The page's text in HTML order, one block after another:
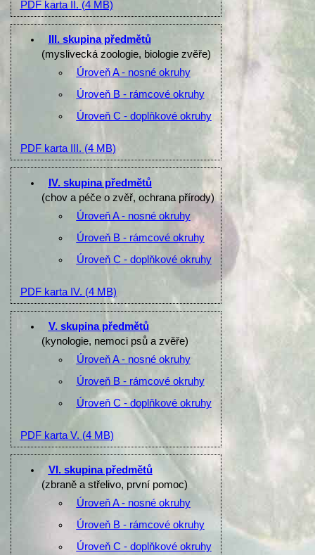
PDF karta II. (4 MB)
III. skupina předmětů
(myslivecká zoologie, biologie zvěře)
Úroveň A - nosné okruhy
Úroveň B - rámcové okruhy
Úroveň C - doplňkové okruhy
PDF karta III. (4 MB)
IV. skupina předmětů
(chov a péče o zvěř, ochrana přírody)
Úroveň A - nosné okruhy
Úroveň B - rámcové okruhy
Úroveň C - doplňkové okruhy
PDF karta IV. (4 MB)
V. skupina předmětů
(kynologie, nemoci psů a zvěře)
Úroveň A - nosné okruhy
Úroveň B - rámcové okruhy
Úroveň C - doplňkové okruhy
PDF karta V. (4 MB)
VI. skupina předmětů
(zbraně a střelivo, první pomoc)
Úroveň A - nosné okruhy
Úroveň B - rámcové okruhy
Úroveň C - doplňkové okruhy